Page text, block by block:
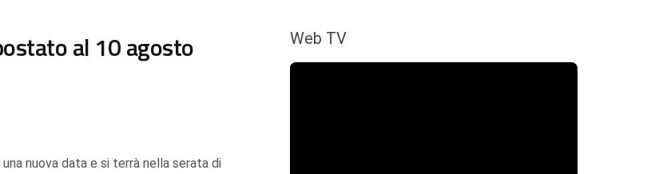
al 10 agosto
nuova data e si terrà nella serata di
Web TV